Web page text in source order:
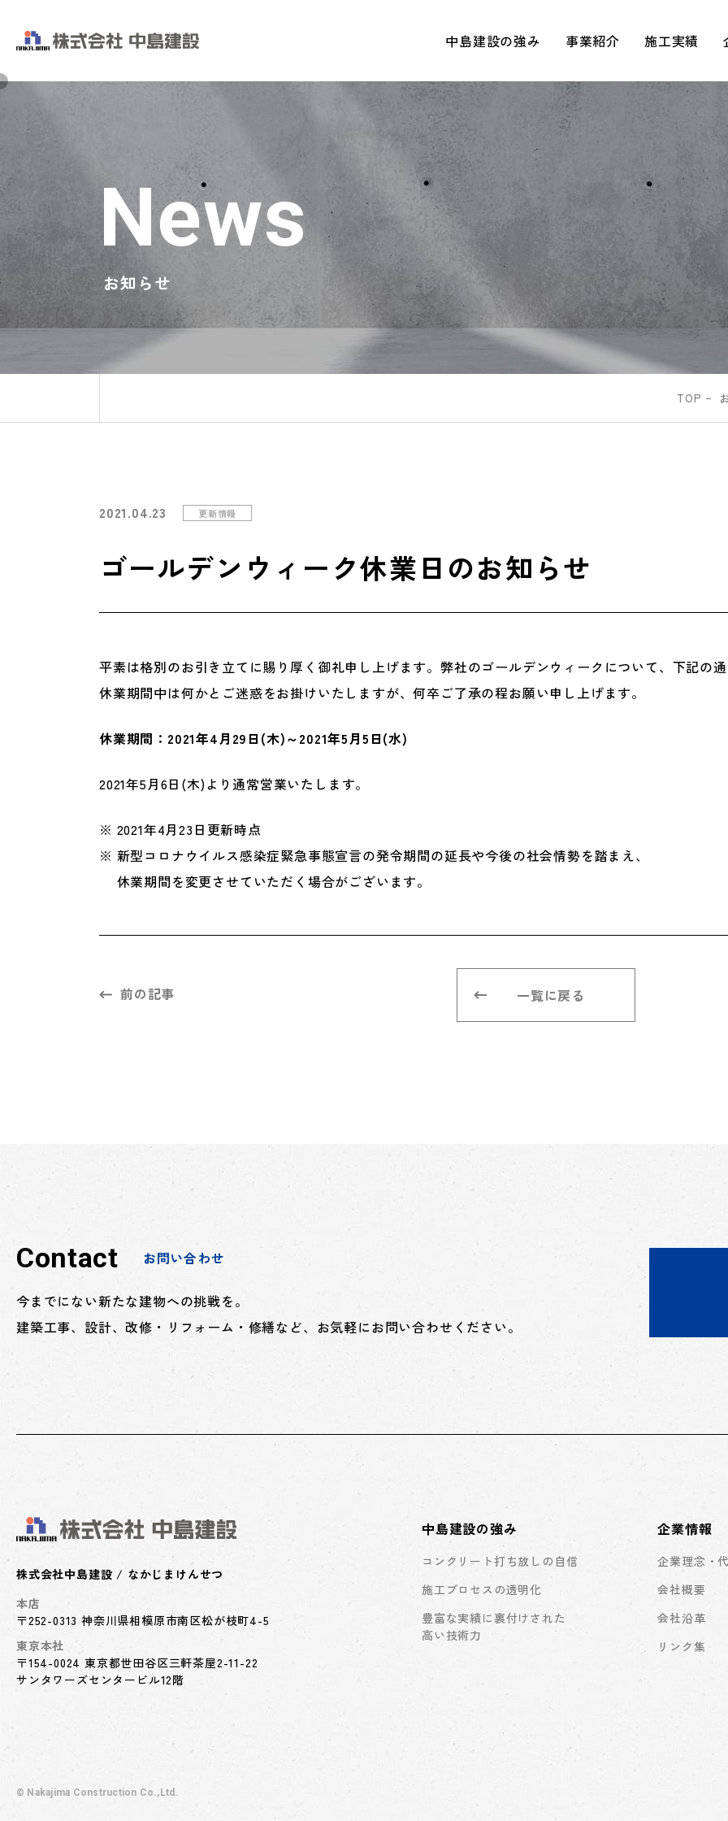
中島建設の強み 事業紹介 施工実績
News
お知らせ
TOP
2021.04.23 更新情報
ゴールデンウィーク休業日のお知らせ
平素は格別のお引き立てに賜り厚く御礼申し上げます。弊社のゴールデンウィークについて、下記の
休業期間中は何かとご迷惑をお掛けいたしますが、何卒ご了承の程お願い申し上げます。
休業期間：2021年4月29日(木)～2021年5月5日(水)
2021年5月6日(木)より通常営業いたします。
※ 2021年4月23日更新時点
※ 新型コロナウイルス感染症緊急事態宣言の発令期間の延長や今後の社会情勢を踏まえ、
休業期間を変更させていただく場合がございます。
一覧に戻る
前の記事
Contact お問い合わせ
今までにない新たな建物への挑戦を。
建築工事、設計、改修・リフォーム・修繕など、お気軽にお問い合わせください。
株式会社中島建設 / なかじまけんせつ
本店
〒252-0313 神奈川県相模原市南区松が枝町4-5
東京本社
〒154-0024 東京都世田谷区三軒茶屋2-11-22
サンタワーズセンタービル12階
中島建設の強み
コンクリート打ち放しの自信
施工プロセスの透明化
豊富な実績に裏付けされた
高い技術力
企業情報
企業理念・
会社概要
会社沿革
リンク集
© Nakajima Construction Co.,Ltd.